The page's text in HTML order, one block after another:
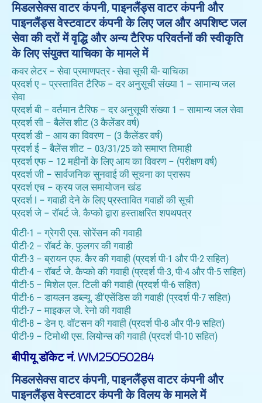
मिडलसेक्स वाटर कंपनी, पाइनलैंड्स वाटर कंपनी और
पाइनलैंड्स वेस्टवाटर कंपनी के लिए जल और अपशिष्ट जल
सेवा की दरों में वृद्धि और अन्य टैरिफ परिवर्तनों की स्वीकृति
के लिए संयुक्त याचिका के मामले में
कवर लेटर – सेवा प्रमाणपत्र - सेवा सूची बी- याचिका
प्रदर्श ए – प्रस्तावित टैरिफ – दर अनुसूची संख्या 1 – सामान्य जल
सेवा
प्रदर्श बी – वर्तमान टैरिफ – दर अनुसूची संख्या 1 – सामान्य जल सेवा
प्रदर्श सी – बैलेंस शीट (3 कैलेंडर वर्ष)
प्रदर्श डी – आय का विवरण – (3 कैलेंडर वर्ष)
प्रदर्श ई – बैलेंस शीट – 03/31/25 को समाप्त तिमाही
प्रदर्श एफ – 12 महीनों के लिए आय का विवरण – (परीक्षण वर्ष)
प्रदर्श जी – सार्वजनिक सुनवाई की सूचना का प्रारूप
प्रदर्श एच – क्रय जल समायोजन खंड
प्रदर्श I – गवाही देने के लिए प्रस्तावित गवाहों की सूची
प्रदर्श जे – रॉबर्ट जे. कैप्को द्वारा हस्ताक्षरित शपथपत्र
पीटी-1 – ग्रेगरी एस. सोरेंसन की गवाही
पीटी-2 – रॉबर्ट के. फुलगर की गवाही
पीटी-3 – ब्रायन एफ. कैर की गवाही (प्रदर्श पी-1 और पी-2 सहित)
पीटी-4 – रॉबर्ट जे. कैप्को की गवाही (प्रदर्श पी-3, पी-4 और पी-5 सहित)
पीटी-5 – मिशेल एल. टिली की गवाही (प्रदर्श पी-6 सहित)
पीटी-6 – डायलन डब्ल्यू. डी'एसेंडिस की गवाही (प्रदर्श पी-7 सहित)
पीटी-7 – माइकल जे. रेनो की गवाही
पीटी-8 – डेन ए. वॉटसन की गवाही (प्रदर्श पी-8 और पी-9 सहित)
पीटी-9 – टिमोथी एस. लियोन्स की गवाही (प्रदर्श पी-10 सहित)
बीपीयू डॉकेट नं. WM25050284
मिडलसेक्स वाटर कंपनी, पाइनलैंड्स वाटर कंपनी और
पाइनलैंड्स वेस्टवाटर कंपनी के विलय के मामले में